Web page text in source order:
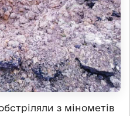
з мінометів